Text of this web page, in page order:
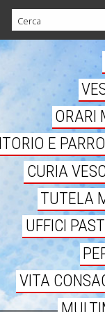
ORARI
E
CURIA
TUTELA
UFFICI
VITA